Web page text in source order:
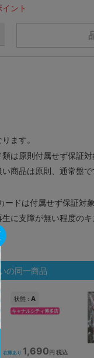
ント
ます。
は原則付属せず保証対
商品は原則、通常盤で
ドは付属せず保証対象
に支障が無い程度の
の同一商品
状態 : A
キャナルシティ博多店
在庫あり 1,690円 税込